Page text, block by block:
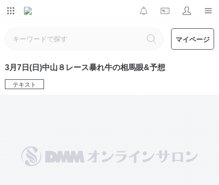
マイページ
3月7日(日)中山８レース暴れ牛の相馬眼&予想
テキスト